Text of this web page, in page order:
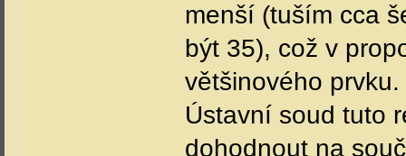
menší (tuším cca
být 35), což v
většinového
Ústavní soud tuto
dohodnout na